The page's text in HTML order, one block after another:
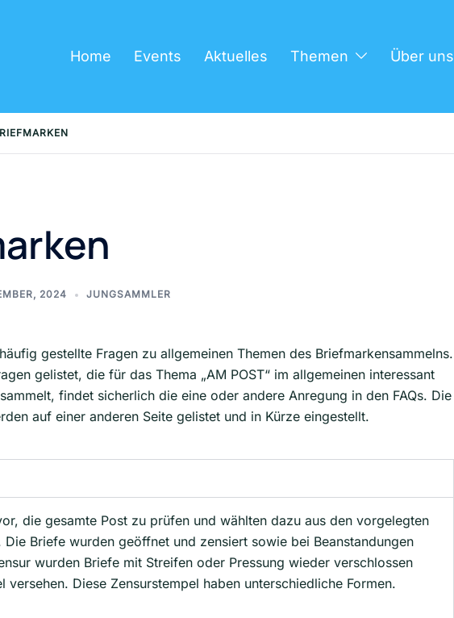
Home Events Aktuelles Themen Über uns
2024 JUNGSAMMLER
gestellte Fragen zu allgemeinen Themen des Briefmarkensammelns.
gelistet, die für das Thema „AM POST“ im allgemeinen interessant
findet sicherlich die eine oder andere Anregung in den FAQs. Die
auf einer anderen Seite gelistet und in Kürze eingestellt.
die gesamte Post zu prüfen und wählten dazu aus den vorgelegten
Die Briefe wurden geöffnet und zensiert sowie bei Beanstandungen
wurden Briefe mit Streifen oder Pressung wieder verschlossen
versehen. Diese Zensurstempel haben unterschiedliche Formen.